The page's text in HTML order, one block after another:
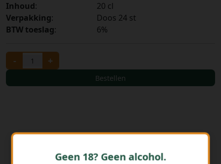
Inhoud:
20 cl
Verpakking:
Doos 24 st
BTW toeslag: 6%
- +
Bestellen
Geen 18? Geen alcohol.